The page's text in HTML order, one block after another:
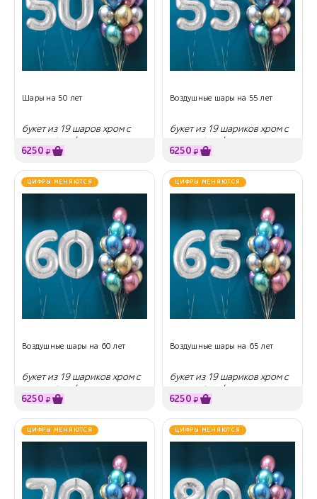
Шары на 50 лет
букет из 19 шаров хром с
гелием + цифры
6250 ₽
Воздушные шары на 55 лет
букет из 19 шариков хром с
гелием + цифры
6250 ₽
ЦИФРЫ МЕНЯЮТСЯ
Воздушные шары на 60 лет
букет из 19 шариков хром с
гелием + цифры
6250 ₽
ЦИФРЫ МЕНЯЮТСЯ
Воздушные шары на 65 лет
букет из 19 шариков хром с
гелием + цифры
6250 ₽
ЦИФРЫ МЕНЯЮТСЯ ЦИФРЫ МЕНЯЮТСЯ